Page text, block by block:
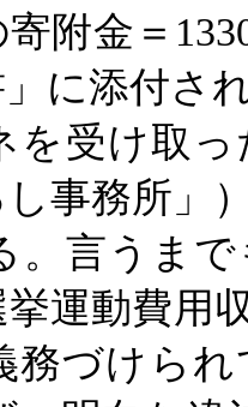
附金＝
に添付さ
受け取っ
事務所」
。言うま
運動費用
務づけら